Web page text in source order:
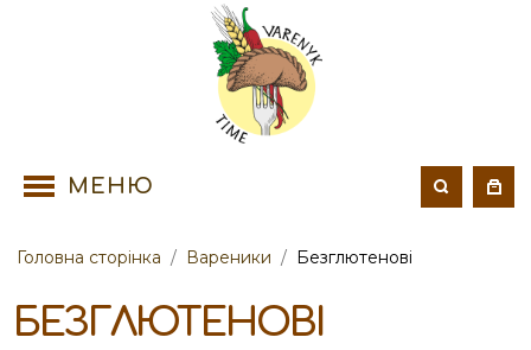
МЕНЮ
Головна сторінка / Вареники / Безглютенові
БЕЗГЛЮТЕНОВІ